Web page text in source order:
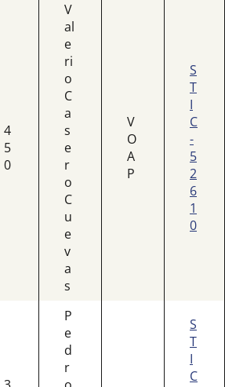
4
5
0
V
al
e
ri
o
C
a
s
e
r
o
C
u
e
v
a
s
V
O
A
P
S
T
I
C
-
5
2
6
1
0
P
e
d
r
S
T
I
C